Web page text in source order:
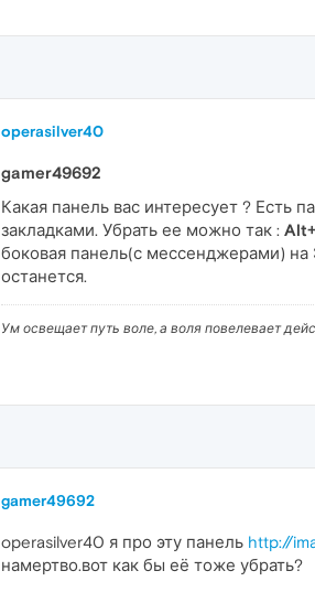
operasilver40
gamer49692
Какая панель вас интересует ? Есть
закладками. Убрать ее можно так :
боковая панель(с мессенджерами) на
останется.
Ум освещает путь воле, а воля повелевает
gamer49692
operasilver40 я про эту панель http://
намертво.вот как бы её тоже убрать?